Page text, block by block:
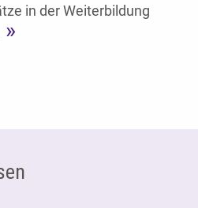
in der Weiterbildung